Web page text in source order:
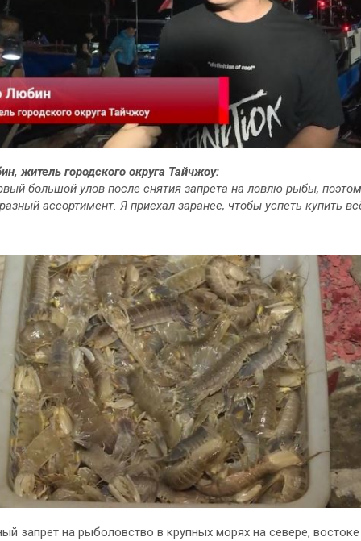
житель городского округа Тайчжоу:
большой улов после снятия запрета на ловлю рыбы,
ассортимент. Я приехал заранее, чтобы успеть купить
запрет на рыболовство в крупных морях на севере,